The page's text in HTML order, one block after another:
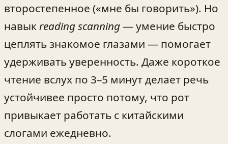
второстепенное («мне бы говорить»). Но
навыкreading scanning— умение быстро
цеплять знакомое глазами — помогает
удерживать уверенность. Даже короткое
чтение вслух по 3–5 минут делает речь
устойчивее просто потому, что рот
привыкает работать с китайскими
слогами ежедневно.